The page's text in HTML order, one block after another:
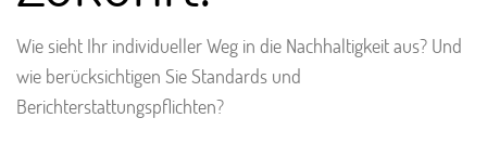
Wie sieht Ihr individueller Weg in die Nachhaltigkeit aus? Und
wie berücksichtigen Sie Standards und
Berichterstattungspflichten?